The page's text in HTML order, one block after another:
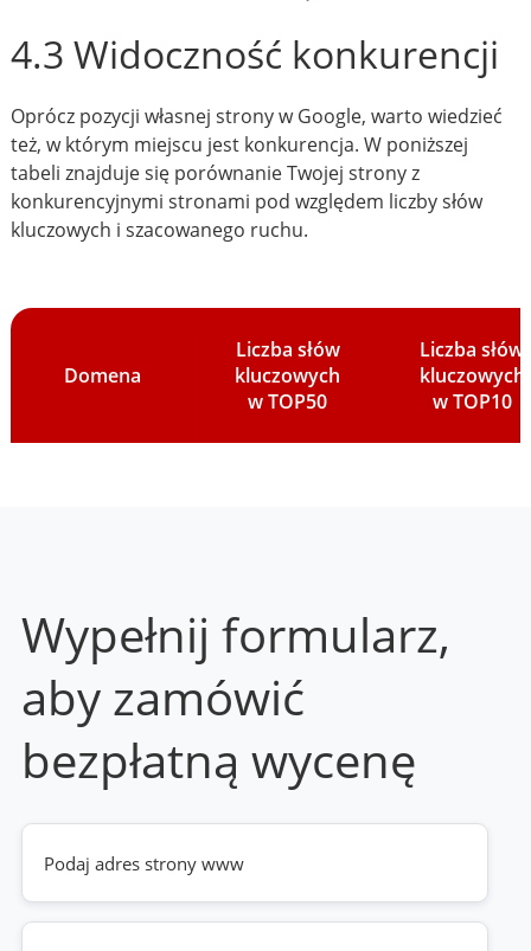
4.3 Widoczność konkurencji
Oprócz pozycji własnej strony w Google, warto wiedzieć
też, w którym miejscu jest konkurencja. W poniższej
tabeli znajduje się porównanie Twojej strony z
konkurencyjnymi stronami pod względem liczby słów
kluczowych i szacowanego ruchu.
Domena
Liczba słów
kluczowych
w TOP50
Liczba słów
kluczowych
w TOP10
Wypełnij formularz,
aby zamówić
bezpłatną wycenę
Twoja
strona
www
(wymagane)
Telefon